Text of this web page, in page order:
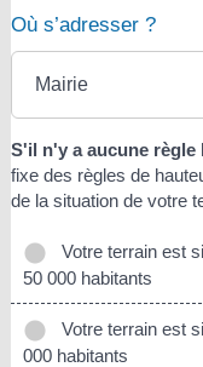
Où s’adresser ?
Mairie
S'il n'y a aucune règle
fixe des règles de
de la situation de votre
Votre terrain est
50 000 habitants
Votre terrain est
000 habitants